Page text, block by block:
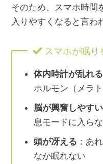
そのため、スマホ時間
入りやすくなると言わ
スマホが眠
体内時計が乱れる
ホルモン（メラ
脳が興奮しやすい
息モードに入ら
頭が冴える ：あ
なか眠れない